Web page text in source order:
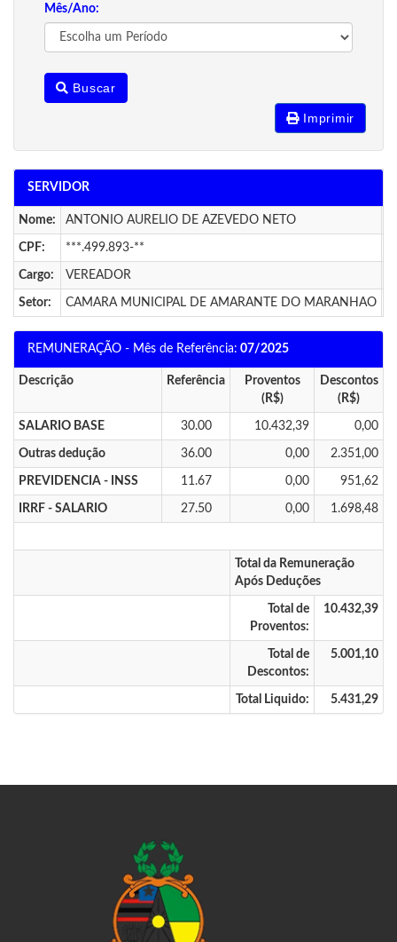
Mês/Ano:
Buscar
Imprimir
SERVIDOR
Nome: ANTONIO AURELIO DE AZEVEDO NETO
CPF: ***.499.893-**
Cargo: VEREADOR
Setor: CAMARA MUNICIPAL DE AMARANTE DO MARANHAO
REMUNERAÇÃO - Mês de Referência: 07/2025
Descrição Referência
Proventos
(R$)
Descontos
(R$)
SALARIO BASE 30.00 10.432,39 0,00
Outras dedução 36.00 0,00 2.351,00
PREVIDENCIA - INSS 11.67 0,00 951,62
IRRF - SALARIO 27.50 0,00 1.698,48
Total da Remuneração
Após Deduções
Total de
Proventos:
10.432,39
Total de
Descontos:
5.001,10
Total Liquido: 5.431,29